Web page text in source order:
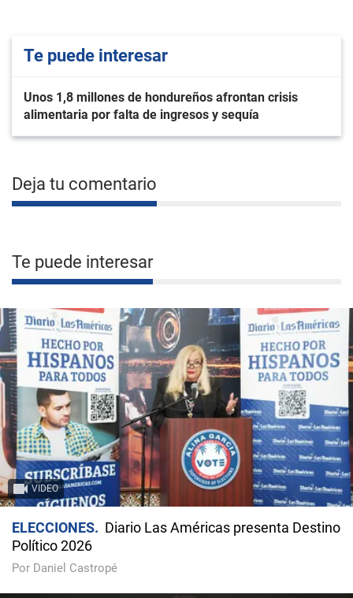
Te puede interesar
Unos 1,8 millones de hondureños afrontan crisis
alimentaria por falta de ingresos y sequía
Deja tu comentario
Te puede interesar
VIDEO
ELECCIONES
Diario Las Américas presenta Destino
Político 2026
Por Daniel Castropé